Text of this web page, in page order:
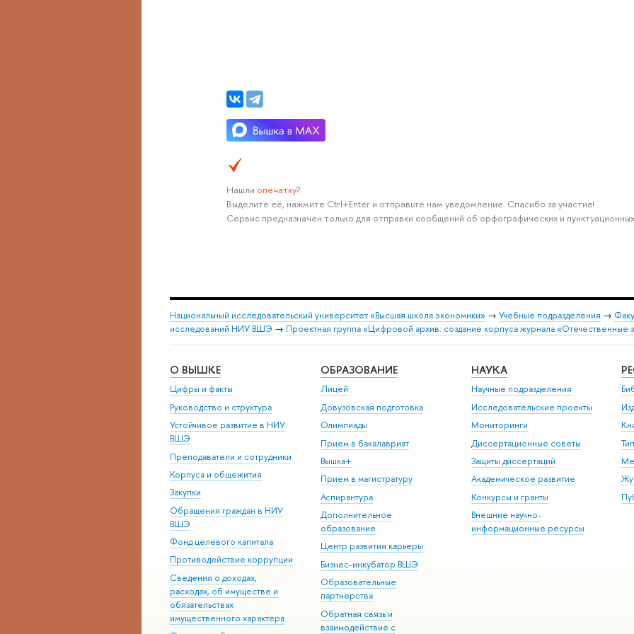
Нашли опечатку?
Выделите её, нажмите Ctrl+Enter и отправьте нам уведомление. Спасибо за участие!
Сервис предназначен только для отправки сообщений об орфографических и
Национальный исследовательский университет «Высшая школа экономики» → Учебные подразделения →
исследований НИУ ВШЭ → Проектная группа «Цифровой архив: создание корпуса журнала «Отечественные
О ВЫШКЕ
Цифры и факты
Руководство и структура
Устойчивое развитие в НИУ
ВШЭ
Преподаватели и сотрудники
Корпуса и общежития
Закупки
Обращения граждан в НИУ
ВШЭ
Фонд целевого капитала
Противодействие коррупции
Сведения о доходах,
расходах, об имуществе и
обязательствах
имущественного характера
ОБРАЗОВАНИЕ
Лицей
Довузовская подготовка
Олимпиады
Прием в бакалавриат
Вышка+
Прием в магистратуру
Аспирантура
Дополнительное
образование
Центр развития карьеры
Бизнес-инкубатор ВШЭ
Образовательные
партнерства
Обратная связь и
взаимодействие с
НАУКА
Научные подразделения
Исследовательские проекты
Мониторинги
Диссертационные советы
Защиты диссертаций
Академическое развитие
Конкурсы и гранты
Внешние научно-
информационные ресурсы